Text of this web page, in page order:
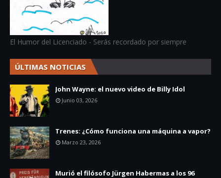
El Humor del Licenciado - Serás recordado por siempre
ÚLTIMAS NOTICIAS
John Wayne: el nuevo video de Billy Idol
Junio 03, 2026
Trenes: ¿Cómo funciona una máquina a vapor?
Marzo 23, 2026
Murió el filósofo Jürgen Habermas a los 96